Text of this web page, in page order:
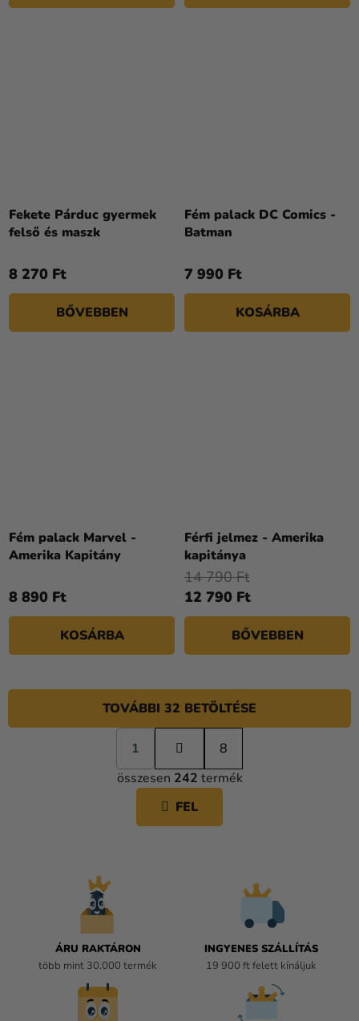
Fekete Párduc gyermek
felső és maszk
8 270 Ft
BŐVEBBEN
Fém palack DC Comics -
Batman
7 990 Ft
KOSÁRBA
Fém palack Marvel -
Amerika Kapitány
8 890 Ft
KOSÁRBA
Férfi jelmez - Amerika
kapitánya
12 790 Ft
14 790 Ft
BŐVEBBEN
L
I
S
T
TOVÁBBI 32 BETÖLTÉSE
L
a
p
o
á
s
1
8
összesen 242 termék
FEL
ÁRU RAKTÁRON
több mint 30.000 termék
INGYENES SZÁLLÍTÁS
19 900 ft felett kínáljuk